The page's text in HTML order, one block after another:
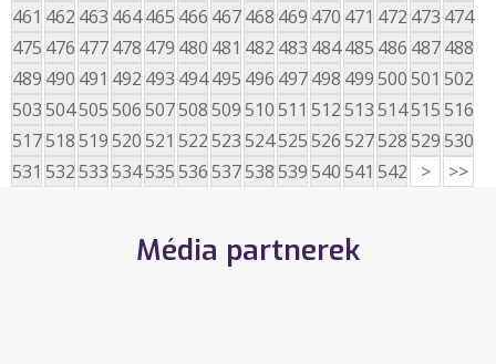
461 462 463 464465 466 467468 469 470 471 472 473 474
475 476 477478 479 480 481 482 483 484485 486 487488
489 490 491 492 493 494495 496 497498 499500501 502
503504505506507508509510511 512513514515516
517518519520521 522523524525526527528529530
531 532533534535536537538539540541 542 > >>
Média partnerek